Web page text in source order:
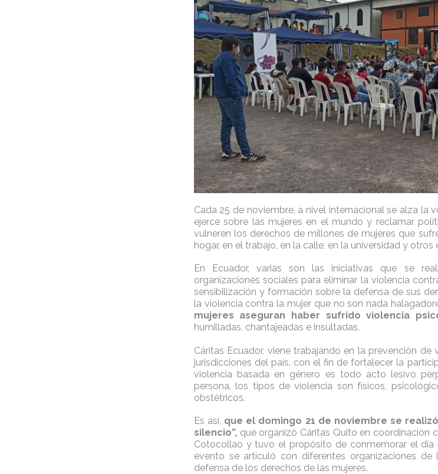
Cada 25 de noviembre, a nivel internacional se alza la
ejerce sobre las mujeres en el mundo y reclamar
vulneren los derechos de millones de mujeres que
hogar, en el trabajo, en la calle, en la universidad y otros
En Ecuador, varias son las iniciativas que se
organizaciones sociales para eliminar la violencia
sensibilización y formación sobre la defensa de sus
la violencia contra la mujer que no son nada
mujeres aseguran haber sufrido violencia
humilladas, chantajeadas e insultadas.
Cáritas Ecuador, viene trabajando en la prevención de
jurisdicciones del país, con el fin de fortalecer la
violencia basada en género es todo acto lesivo
persona, los tipos de violencia son físicos,
obstétricos.
Es así, que el domingo 21 de noviembre se
silencio”, que organizó Cáritas Quito en coordinación
Cotocollao y tuvo el propósito de conmemorar el día
evento se articuló con diferentes organizaciones
defensa de los derechos de las mujeres.